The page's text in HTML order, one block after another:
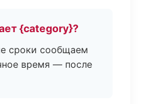
{category}?
сроки сообщаем
время — после